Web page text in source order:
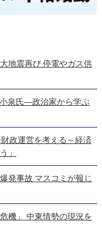
地震再び 停電やガス供
小泉氏―政治家から学ぶ
政運営を考える～経済
」
発事故 マスコミが報じ
機」 中東情勢の現況を